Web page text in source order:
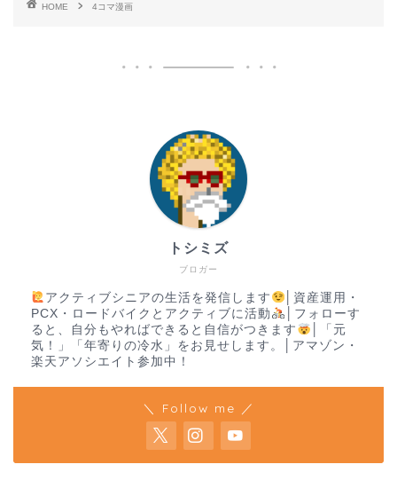
HOME 4コマ漫画
ブロガー
トシミズ
アクティブシニアの生活を発信します
│資産運用・
PCX・ロードバイクとアクティブに活動
│フォローす
ると、自分もやればできると自信がつきます
│「元
気！」「年寄りの冷水」をお見せします。│アマゾン・
楽天アソシエイト参加中！
＼ Follow me ／